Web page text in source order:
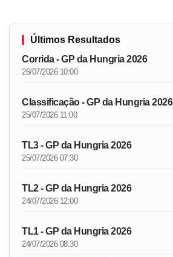
Últimos Resultados
Corrida - GP da Hungria 2026
26/07/2026 10:00
Classificação - GP da Hungria 2026
25/07/2026 11:00
TL3 - GP da Hungria 2026
25/07/2026 07:30
TL2 - GP da Hungria 2026
24/07/2026 12:00
TL1 - GP da Hungria 2026
24/07/2026 08:30